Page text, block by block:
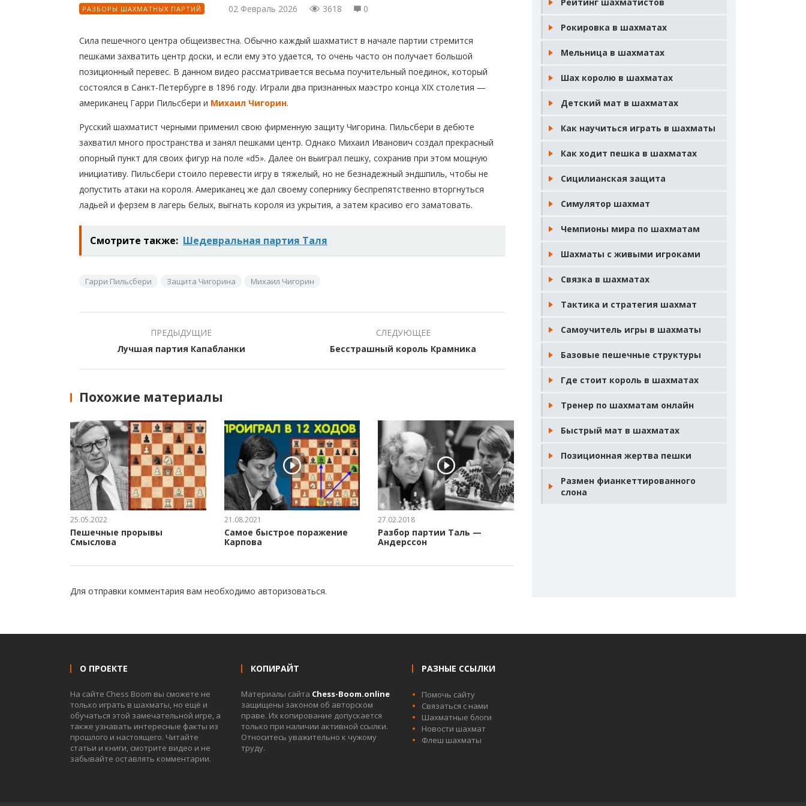
РАЗБОРЫ ШАХМАТНЫХ ПАРТИЙ 02 Февраль 2026 3618 0
Сила пешечного центра общеизвестна. Обычно каждый шахматист в начале партии стремится
пешками захватить центр доски, и если ему это удается, то очень часто он получает большой
позиционный перевес. В данном видео рассматривается весьма поучительный поединок, который
состоялся в Санкт-Петербурге в 1896 году. Играли два признанных маэстро конца XIX столетия —
американец Гарри Пильсбери и Михаил Чигорин.
Русский шахматист черными применил свою фирменную защиту Чигорина. Пильсбери в дебюте
захватил много пространства и занял пешками центр. Однако Михаил Иванович создал прекрасный
опорный пункт для своих фигур на поле «d5». Далее он выиграл пешку, сохранив при этом мощную
инициативу. Пильсбери стоило перевести игру в тяжелый, но не безнадежный эндшпиль, чтобы не
допустить атаки на короля. Американец же дал своему сопернику беспрепятственно вторгнуться
ладьей и ферзем в лагерь белых, выгнать короля из укрытия, а затем красиво его заматовать.
Смотрите также: Шедевральная партия Таля
Гарри Пильсбери Защита Чигорина Михаил Чигорин
ПРЕДЫДУЩИЕ
Лучшая партия Капабланки
СЛЕДУЮЩЕЕ
Бесстрашный король Крамника
Похожие материалы
25.05.2022
Пешечные прорывы
Смыслова
21.08.2021
Самое быстрое поражение
Карпова
27.02.2018
Разбор партии Таль —
Андерссон
Для отправки комментария вам необходимо авторизоваться.
Рейтинг шахматистов
Рокировка в шахматах
Мельница в шахматах
Шах королю в шахматах
Детский мат в шахматах
Как научиться играть в шахматы
Как ходит пешка в шахматах
Сицилианская защита
Симулятор шахмат
Чемпионы мира по шахматам
Шахматы с живыми игроками
Связка в шахматах
Тактика и стратегия шахмат
Самоучитель игры в шахматы
Базовые пешечные структуры
Где стоит король в шахматах
Тренер по шахматам онлайн
Быстрый мат в шахматах
Позиционная жертва пешки
Размен фианкеттированного
слона
О ПРОЕКТЕ
На сайте Chess Boom вы сможете не
только играть в шахматы, но ещё и
обучаться этой замечательной игре, а
также узнавать интересные факты из
прошлого и настоящего. Читайте
статьи и книги, смотрите видео и не
забывайте оставлять комментарии.
КОПИРАЙТ
Материалы сайта Chess-Boom.online
защищены законом об авторском
праве. Их копирование допускается
только при наличии активной ссылки.
Относитесь уважительно к чужому
труду.
РАЗНЫЕ ССЫЛКИ
Помочь сайту
Связаться с нами
Шахматные блоги
Новости шахмат
Флеш шахматы